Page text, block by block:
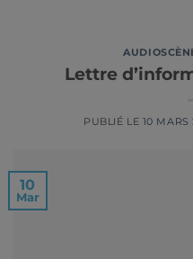
Lettre
PUBLIÉ LE 10 MARS
10
Mar